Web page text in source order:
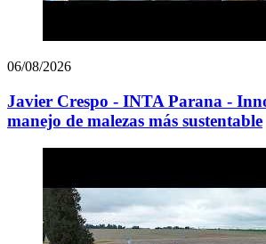
06/08/2026
Javier Crespo - INTA Parana -
manejo de malezas más sustentable